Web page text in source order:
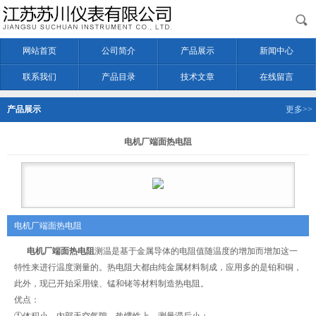
网站首页 公司简介 产品展示 新闻中心
联系我们 产品目录 技术文章 在线留言
产品展示 更多>>
电机厂端面热电阻
电机厂端面热电阻
电机厂端面热电阻测温是基于金属导体的电阻值随温度的增加而增加这一
特性来进行温度测量的。热电阻大都由纯金属材料制成，应用多的是铂和铜，
此外，现已开始采用镍、锰和铑等材料制造热电阻。
优点：